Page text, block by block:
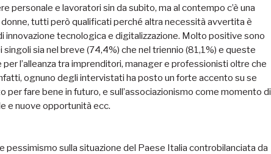
personale e lavoratori sin da subito, ma al contempo c’è una
tutti però qualificati perché altra necessità avvertita è
innovazione tecnologica e digitalizzazione. Molto positive sono
sia nel breve (74,4%) che nel triennio (81,1%) e queste
l’alleanza tra imprenditori, manager e professionisti oltre che
ognuno degli intervistati ha posto un forte accento su se
fare bene in futuro, e sull’associazionismo come momento di
e nuove opportunità ecc.
pessimismo sulla situazione del Paese Italia controbilanciata da